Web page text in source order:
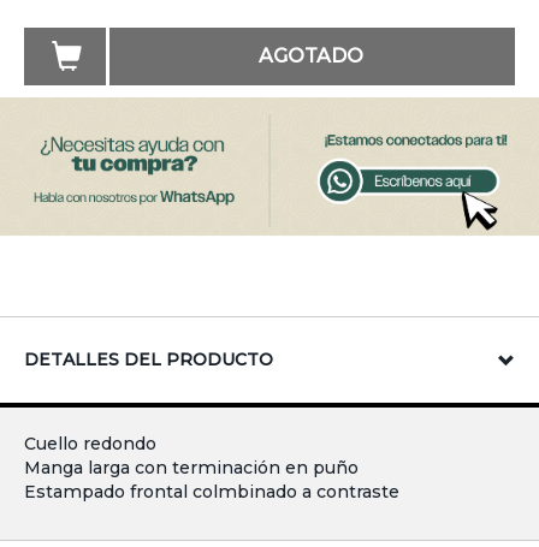
AGOTADO
DETALLES DEL PRODUCTO
Cuello redondo
Manga larga con terminación en puño
Estampado frontal colmbinado a contraste